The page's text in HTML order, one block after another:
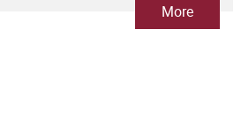
More